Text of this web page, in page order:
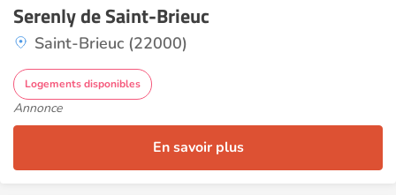
Serenly de Saint-Brieuc
Saint-Brieuc (22000)
Logements disponibles
Annonce
En savoir plus